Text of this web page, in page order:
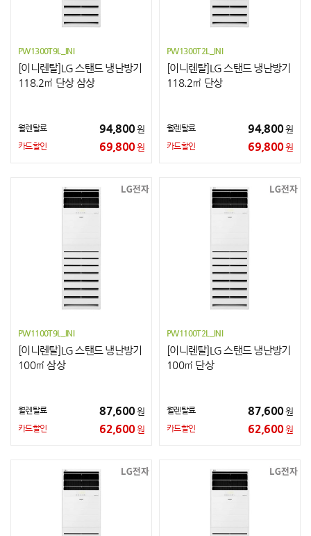
PW1300T9L_INI
[이니렌탈]LG 스탠드 냉난방기
118.2㎡ 단상 삼상
월렌탈료 94,800원
카드할인 69,800원
PW1300T2L_INI
[이니렌탈]LG 스탠드 냉난방기
118.2㎡ 단상
월렌탈료 94,800원
카드할인 69,800원
PW1100T9L_INI
[이니렌탈]LG 스탠드 냉난방기
100㎡ 삼상
월렌탈료 87,600원
카드할인 62,600원
PW1100T2L_INI
[이니렌탈]LG 스탠드 냉난방기
100㎡ 단상
월렌탈료 87,600원
카드할인 62,600원